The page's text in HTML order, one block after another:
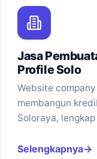
Jasa
Profile Solo
Website
membangun
Soloraya,
Selengkapnya